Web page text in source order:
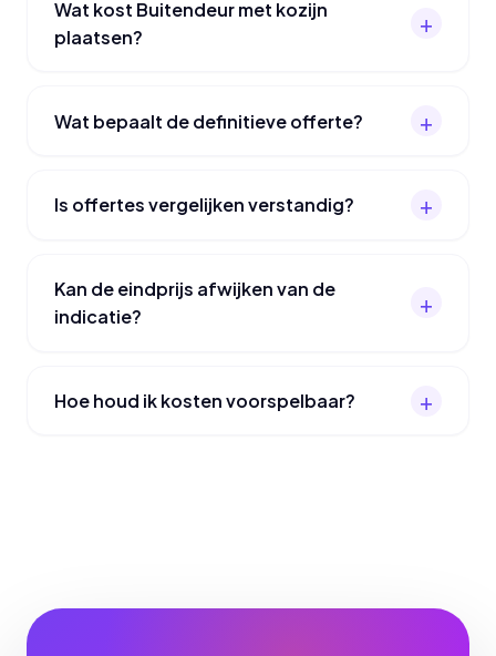
Wat kost Buitendeur met kozijn
plaatsen?
Wat bepaalt de definitieve offerte?
Is offertes vergelijken verstandig?
Kan de eindprijs afwijken van de
indicatie?
Hoe houd ik kosten voorspelbaar?